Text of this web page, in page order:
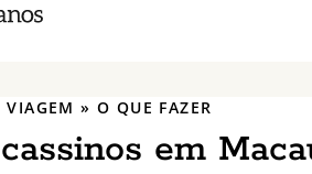
VIAGEM »O QUE FAZER
em